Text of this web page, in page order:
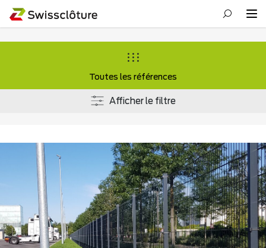
Toutes les références
Afficher le filtre